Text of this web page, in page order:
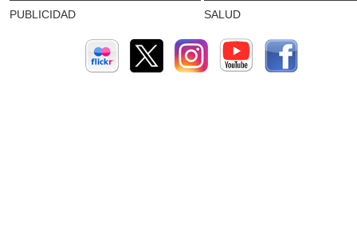
PUBLICIDAD SALUD